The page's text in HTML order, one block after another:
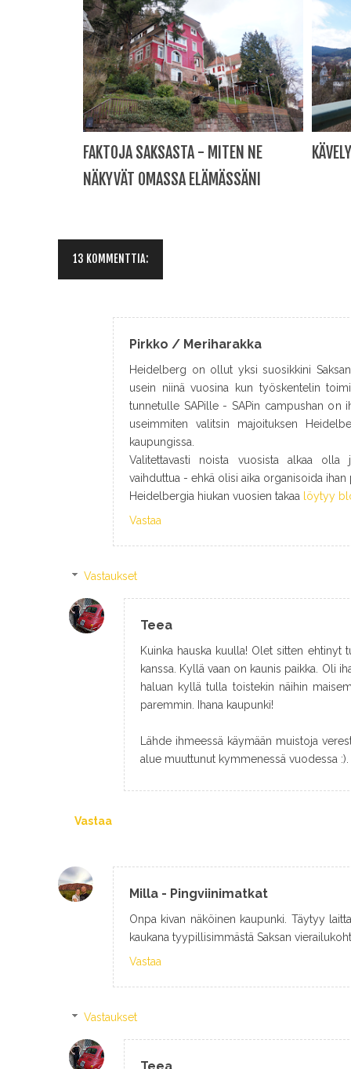
FAKTOJA SAKSASTA - MITEN NE
NÄKYVÄT OMASSA ELÄMÄSSÄNI
13 KOMMENTTIA:
Pirkko / Meriharakka
Heidelberg on ollut yksi suosikkini
usein niinä vuosina kun työskentelin
tunnetulle SAPille - SAPin campushan on
useimmiten valitsin majoituksen
kaupungissa.
Valitettavasti noista vuosista alkaa olla
vaihduttua - ehkä olisi aika organisoida
Heidelbergia hiukan vuosien takaa löytyy
Vastaa
Vastaukset
Teea
Kuinka hauska kuulla! Olet sitten ehtinyt
kanssa. Kyllä vaan on kaunis paikka. Oli
haluan kyllä tulla toistekin näihin
paremmin. Ihana kaupunki!
Lähde ihmeessä käymään muistoja
alue muuttunut kymmenessä vuodessa :).
Vastaa
Milla - Pingviinimatkat
Onpa kivan näköinen kaupunki. Täytyy
kaukana tyypillisimmästä Saksan
Vastaa
Vastaukset